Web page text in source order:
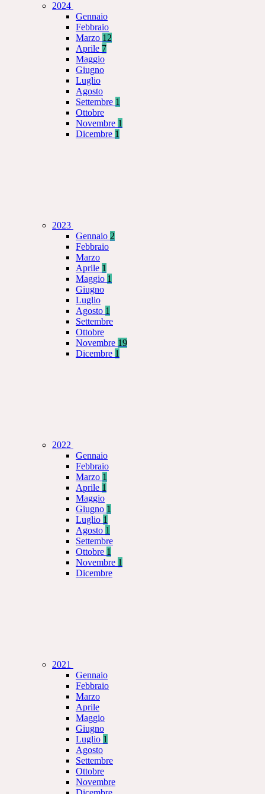
2024
Gennaio
Febbraio
Marzo 12
Aprile 7
Maggio
Giugno
Luglio
Agosto
Settembre 1
Ottobre
Novembre 1
Dicembre 1
2023
Gennaio 2
Febbraio
Marzo
Aprile 1
Maggio 1
Giugno
Luglio
Agosto 1
Settembre
Ottobre
Novembre 19
Dicembre 1
2022
Gennaio
Febbraio
Marzo 1
Aprile 1
Maggio
Giugno 1
Luglio 1
Agosto 1
Settembre
Ottobre 1
Novembre 1
Dicembre
2021
Gennaio
Febbraio
Marzo
Aprile
Maggio
Giugno
Luglio 1
Agosto
Settembre
Ottobre
Novembre